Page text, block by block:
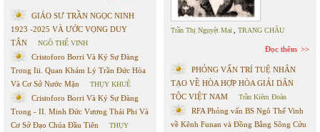
GIÁO SƯ TRẦN NGỌC NINH
1923 -2025 VÀ ƯỚC VỌNG DUY
TÂN
NGÔ THẾ VINH
Cristoforo Borri Và Ký Sự Đàng
Trong Iii. Quan Khám Lý Trần Đức Hòa
Và Cơ Sở Nước Mặn
THỤY KHUÊ
Cristoforo Borri Và Ký Sự Đàng
Trong - II. Minh Đức Vương Thái Phi Và
Cơ Sở Đạo Chúa Đầu Tiên
THỤY
Trần Thị Nguyệt Mai TRANG CHÂU
Đọc thêm
PHỎNG VẤN TRÍ TUỆ NHÂN
TẠO VỀ HÒA HỢP HÒA GIẢI DÂN
TỘC VIỆT NAM
Trần Kiêm Đoàn
RFA Phỏng vấn BS Ngô Thế Vinh
về Kênh Funan và Đồng Bằng Sông Cửu